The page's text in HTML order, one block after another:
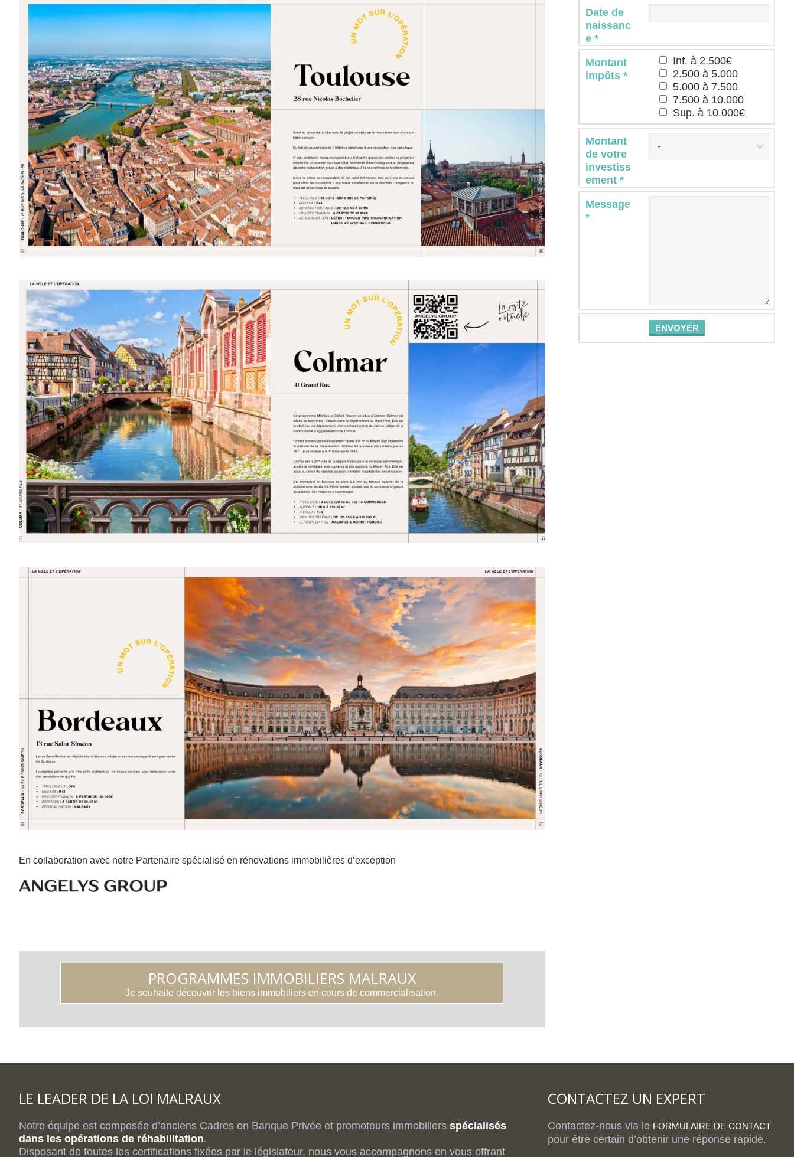
En collaboration avec notre Partenaire spécialisé en rénovations immobilières d’exception
PROGRAMMES IMMOBILIERS MALRAUX
Je souhaite découvrir les biens immobiliers en cours de commercialisation.
Date de
naissanc
e *
Montant
impôts *
Inf. à 2.500€
2.500 à 5.000
5.000 à 7.500
7.500 à 10.000
Sup. à 10.000€
Montant
de votre
investiss
ement *
-
Message
*
LE LEADER DE LA LOI MALRAUX
Notre équipe est composée d’anciens Cadres en Banque Privée et promoteurs immobiliers spécialisés
dans les opérations de réhabilitation.
Disposant de toutes les certifications fixées par le législateur, nous vous accompagnons en vous offrant
CONTACTEZ UN EXPERT
Contactez-nous via le FORMULAIRE DE CONTACT
pour être certain d’obtenir une réponse rapide.